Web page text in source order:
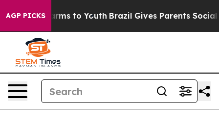
AGP PICKSHarms to Youth Brazil Gives Parents Social